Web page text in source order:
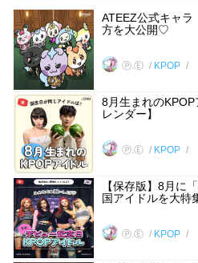
ATEEZ公式キャ
方を大公開♡
Ⓟ.Ⓔ KPOP
8月生まれの
レンダー】
Ⓟ.Ⓔ KPOP
【保存版】8月に
国アイドルを大特
Ⓟ.Ⓔ KPOP